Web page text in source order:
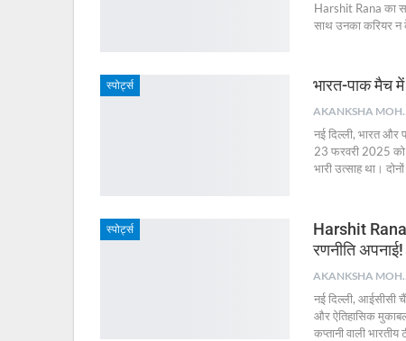
Harshit Rana का
साथ उनका करियर न
स्पोर्ट्स भारत-पाक मैच
नई दिल्ली, भारत और
23 फरवरी 2025
भारी उत्साह था।
स्पोर्ट्स
Harshit Rana:
रणनीति अपनाई!
नई दिल्ली, आईसीसी
और ऐतिहासिक
कप्तानी वाली भारतीय